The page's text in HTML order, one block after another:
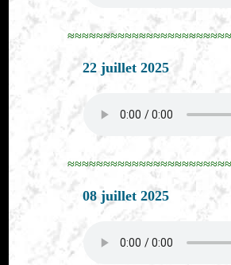
22 juillet 2025
08 juillet 2025